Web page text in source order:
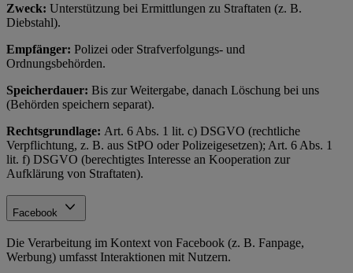
Zweck: Unterstützung bei Ermittlungen zu Straftaten (z. B.
Diebstahl).
Empfänger: Polizei oder Strafverfolgungs- und
Ordnungsbehörden.
Speicherdauer: Bis zur Weitergabe, danach Löschung bei uns
(Behörden speichern separat).
Rechtsgrundlage: Art. 6 Abs. 1 lit. c) DSGVO (rechtliche
Verpflichtung, z. B. aus StPO oder Polizeigesetzen); Art. 6 Abs. 1
lit. f) DSGVO (berechtigtes Interesse an Kooperation zur
Aufklärung von Straftaten).
Facebook
Die Verarbeitung im Kontext von Facebook (z. B. Fanpage,
Werbung) umfasst Interaktionen mit Nutzern.